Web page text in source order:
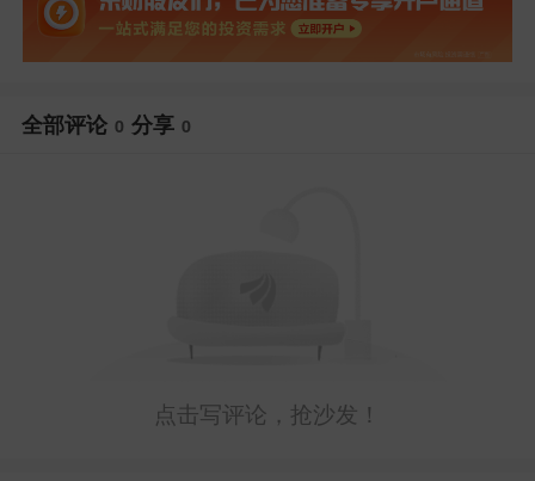
全部评论 0 分享 0
点击写评论，抢沙发！